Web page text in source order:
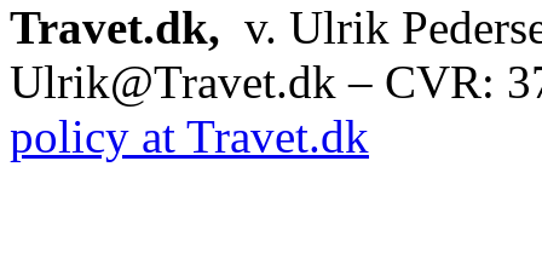
Travet.dk, v. Ulrik
Ulrik@Travet.dk – CVR:
policy at Travet.dk